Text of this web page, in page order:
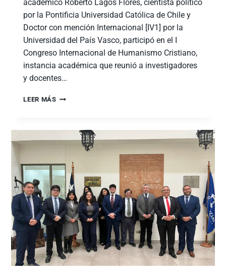
académico Roberto Lagos Flores, cientista político
por la Pontificia Universidad Católica de Chile y
Doctor con mención Internacional [IV1] por la
Universidad del País Vasco, participó en el I
Congreso Internacional de Humanismo Cristiano,
instancia académica que reunió a investigadores
y docentes…
LEER MÁS